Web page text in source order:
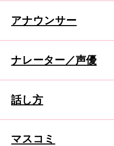
アナウンサー
ナレーター／声優
話し方
マスコミ